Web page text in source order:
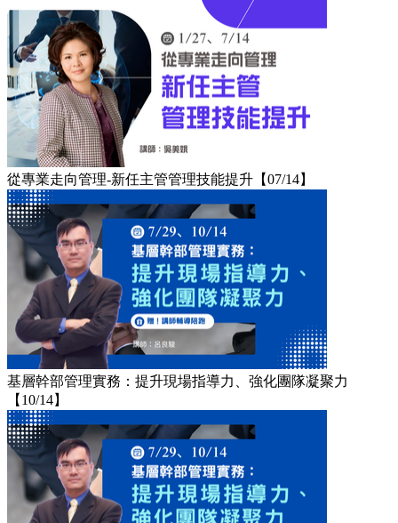
從專業走向管理-新任主管管理技能提升【07/14】
基層幹部管理實務：提升現場指導力、強化團隊凝聚力
【10/14】